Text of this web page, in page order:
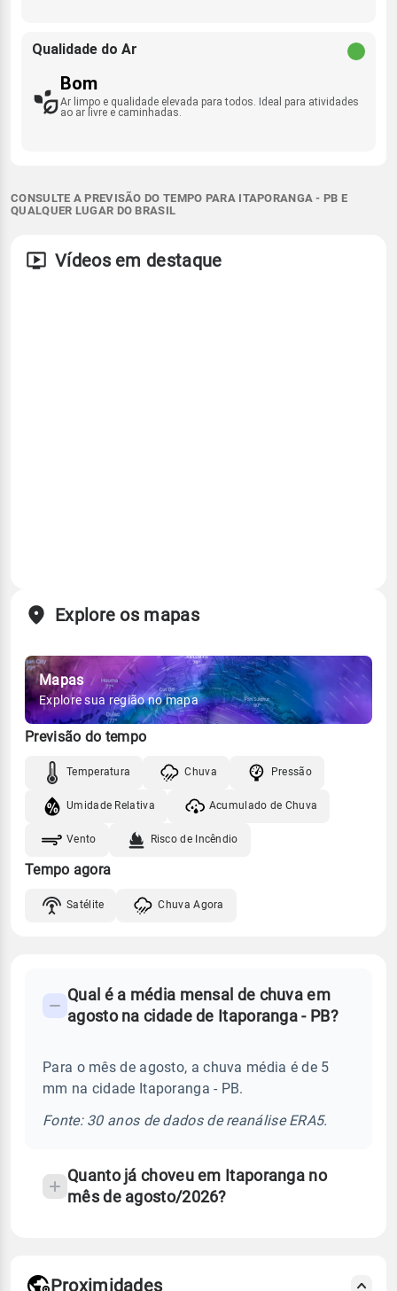
Qualidade do Ar
Bom
Ar limpo e qualidade elevada para todos. Ideal para atividades
ao ar livre e caminhadas.
CONSULTE A PREVISÃO DO TEMPO PARA ITAPORANGA - PB E
QUALQUER LUGAR DO BRASIL
Vídeos em destaque
Explore os mapas
Mapas
Explore sua região no mapa
Previsão do tempo
Temperatura Chuva Pressão
Umidade Relativa Acumulado de Chuva
Vento Risco de Incêndio
Tempo agora
Satélite Chuva Agora
Perguntas
sobre
chuva
Qual é a média mensal de chuva em
agosto na cidade de Itaporanga - PB?
Para o mês de agosto, a chuva média é de 5
mm na cidade Itaporanga - PB.
Fonte: 30 anos de dados de reanálise ERA5.
Quanto já choveu em Itaporanga no
mês de agosto/2026?
Proximidades